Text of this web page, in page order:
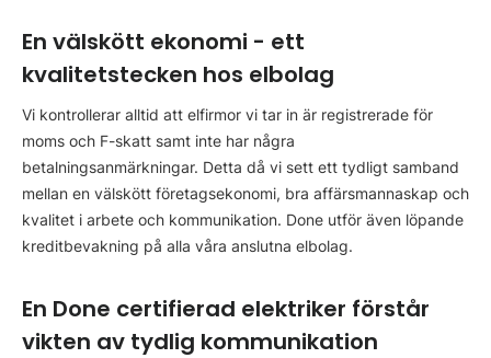
En välskött ekonomi - ett
kvalitetstecken hos elbolag
Vi kontrollerar alltid att elfirmor vi tar in är registrerade för
moms och F-skatt samt inte har några
betalningsanmärkningar. Detta då vi sett ett tydligt samband
mellan en välskött företagsekonomi, bra affärsmannaskap och
kvalitet i arbete och kommunikation. Done utför även löpande
kreditbevakning på alla våra anslutna elbolag.
En Done certifierad elektriker förstår
vikten av tydlig kommunikation